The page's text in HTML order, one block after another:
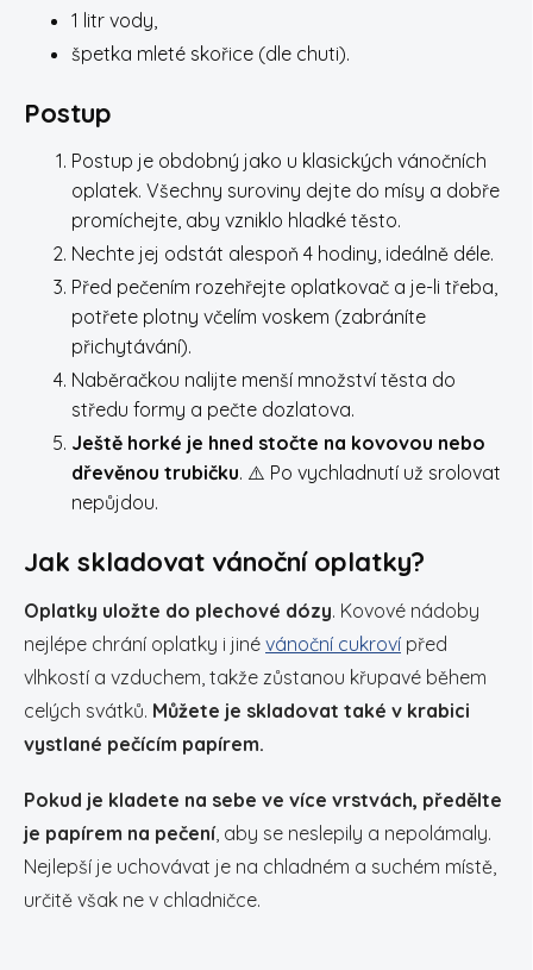
1 litr vody,
špetka mleté skořice (dle chuti).
Postup
Postup je obdobný jako u klasických vánočních
oplatek. Všechny suroviny dejte do mísy a dobře
promíchejte, aby vzniklo hladké těsto.
Nechte jej odstát alespoň 4 hodiny, ideálně déle.
Před pečením rozehřejte oplatkovač a je-li třeba,
potřete plotny včelím voskem (zabráníte
přichytávání).
Naběračkou nalijte menší množství těsta do
středu formy a pečte dozlatova.
Ještě horké je hned stočte na kovovou nebo
dřevěnou trubičku. ⚠️ Po vychladnutí už srolovat
nepůjdou.
Jak skladovat vánoční oplatky?
Oplatky uložte do plechové dózy. Kovové nádoby
nejlépe chrání oplatky i jiné vánoční cukroví před
vlhkostí a vzduchem, takže zůstanou křupavé během
celých svátků. Můžete je skladovat také v krabici
vystlané pečícím papírem.
Pokud je kladete na sebe ve více vrstvách, předělte
je papírem na pečení, aby se neslepily a nepolámaly.
Nejlepší je uchovávat je na chladném a suchém místě,
určitě však ne v chladničce.